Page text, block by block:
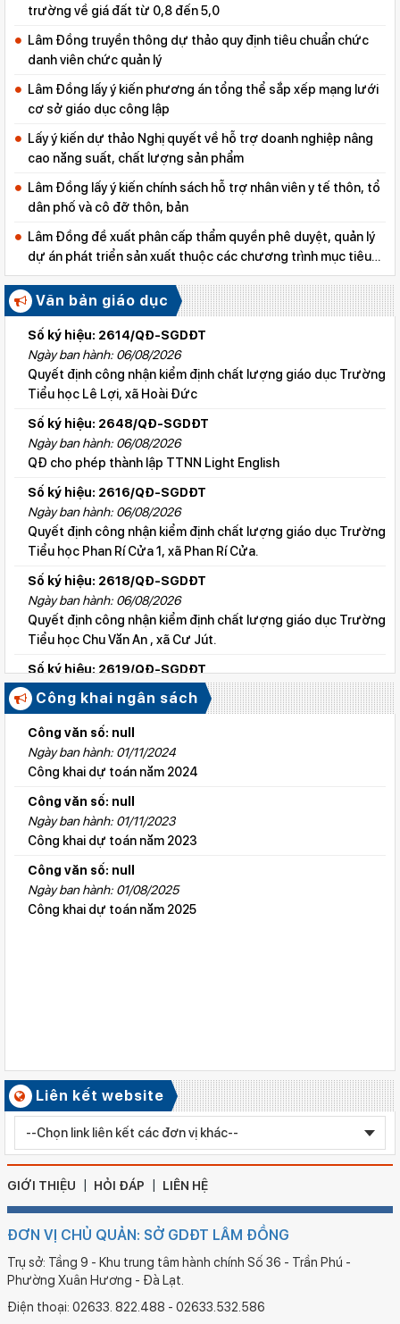
trường về giá đất từ 0,8 đến 5,0
Lâm Đồng truyền thông dự thảo quy định tiêu chuẩn chức
danh viên chức quản lý
Lâm Đồng lấy ý kiến phương án tổng thể sắp xếp mạng lưới
cơ sở giáo dục công lập
Lấy ý kiến dự thảo Nghị quyết về hỗ trợ doanh nghiệp nâng
cao năng suất, chất lượng sản phẩm
Lâm Đồng lấy ý kiến chính sách hỗ trợ nhân viên y tế thôn, tổ
dân phố và cô đỡ thôn, bản
Lâm Đồng đề xuất phân cấp thẩm quyền phê duyệt, quản lý
dự án phát triển sản xuất thuộc các chương trình mục tiêu
quốc gia
Văn bản giáo dục
Số ký hiệu: 2614/QĐ-SGDĐT
Ngày ban hành: 06/08/2026
Quyết định công nhận kiểm định chất lượng giáo dục Trường
Tiểu học Lê Lợi, xã Hoài Đức
Số ký hiệu: 2648/QĐ-SGDĐT
Ngày ban hành: 06/08/2026
QĐ cho phép thành lập TTNN Light English
Số ký hiệu: 2616/QĐ-SGDĐT
Ngày ban hành: 06/08/2026
Quyết định công nhận kiểm định chất lượng giáo dục Trường
Tiểu học Phan Rí Cửa 1, xã Phan Rí Cửa.
Số ký hiệu: 2618/QĐ-SGDĐT
Ngày ban hành: 06/08/2026
Quyết định công nhận kiểm định chất lượng giáo dục Trường
Tiểu học Chu Văn An , xã Cư Jút.
Số ký hiệu: 2619/QĐ-SGDĐT
Ngày ban hành: 06/08/2026
Quyết định công nhận kiểm định chất lượng giáo dục Trường
Tiểu học Lý Tự Trọng , xã Cư Jút.
Số ký hiệu: 2615/QĐ-SGDĐT
Ngày ban hành: 06/08/2026
Quyết định công nhận kiểm định chất lượng giáo dục Trường
Tiểu học Nguyễn Bỉnh Khiêm, xã Đức linh.
Số ký hiệu: 2647/QĐ-SGDĐT
Ngày ban hành: 06/08/2026
QĐ cho phép thành lập TTNN-TH Anh Việt
Số ký hiệu: 2617/QĐ-SGDĐT
Số ký hiệu: 2577/QĐ-SGDĐT
Ngày ban hành: 05/08/2026
Chỉnh sửa bằng TN THPT LÊ HUỲNH NHƯ HẬU
Công khai ngân sách
Công văn số: null
Ngày ban hành: 01/11/2024
Công khai dự toán năm 2024
Công văn số: null
Ngày ban hành: 01/11/2023
Công khai dự toán năm 2023
Công văn số: null
Ngày ban hành: 01/08/2025
Công khai dự toán năm 2025
Liên kết website
GIỚI THIỆU HỎI ĐÁP LIÊN HỆ
ĐƠN VỊ CHỦ QUẢN: SỞ GDĐT LÂM ĐỒNG
Trụ sở: Tầng 9 - Khu trung tâm hành chính Số 36 - Trần Phú -
Phường Xuân Hương - Đà Lạt.
Điện thoại: 02633. 822.488 - 02633.532.586